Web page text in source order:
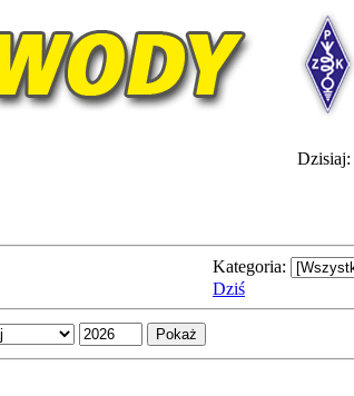
Dzisiaj:
Kategoria:
Dziś